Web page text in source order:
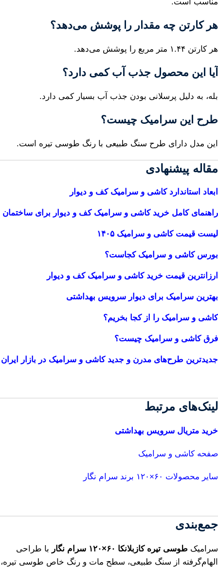
هر کارتن چه مقدار را پوشش می‌دهد؟
هر کارتن ۱.۴۴ متر مربع را پوشش می‌دهد.
آیا این محصول جذب آب کمی دارد؟
بله، به دلیل پرسلانی بودن جذب آب بسیار کمی دارد.
طرح این سرامیک چیست؟
این مدل دارای طرح سنگ طبیعی با رنگ طوسی تیره است.
مقاله پیشنهادی
ابعاد استاندارد کاشی و سرامیک کف و دیوار
راهنمای کامل خرید کاشی و سرامیک کف و دیوار برای ساختمان
لیست قیمت کاشی و سرامیک ۱۴۰۵
بورس کاشی و سرامیک کجاست؟
ارزانترین قیمت خرید کاشی و سرامیک کف و دیوار
بهترین سرامیک برای دیوار سرویس بهداشتی
کاشی و سرامیک را از کجا بخریم؟
فرق کاشی و سرامیک چیست؟
جدیدترین طرح‌های مدرن و جدید کاشی و سرامیک در بازار ایران
لینک‌های مرتبط
خرید متریال سرویس بهداشتی
صفحه کاشی و سرامیک
سایر محصولات ۶۰×۱۲۰ برند سرام نگار
جمع‌بندی
سرامیک طوسی تیره کازبلانکا ۶۰×۱۲۰ سرام نگار
با طراحی
الهام‌گرفته از سنگ طبیعی، سطح مات و رنگ خاص طوسی تیره،